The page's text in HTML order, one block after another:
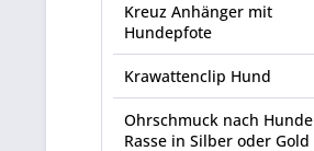
Kreuz Anhänger mit
Hundepfote
Krawattenclip Hund
Ohrschmuck nach Hunde
Rasse in Silber oder Gold